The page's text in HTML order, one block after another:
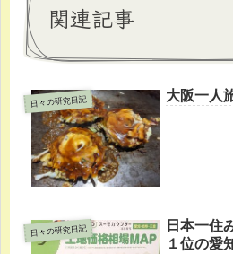
関連記事
日々の研究日記 大阪一人
日々の研究日記
日本一住
１位の愛